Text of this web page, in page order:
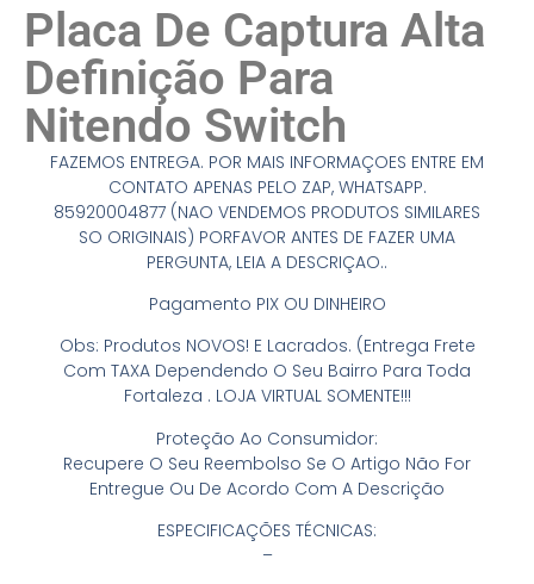
Placa De Captura Alta
Definição Para
Nitendo Switch
FAZEMOS ENTREGA. POR MAIS INFORMAÇOES ENTRE EM
CONTATO APENAS PELO ZAP, WHATSAPP.
85920004877 (NAO VENDEMOS PRODUTOS SIMILARES
SO ORIGINAIS) PORFAVOR ANTES DE FAZER UMA
PERGUNTA, LEIA A DESCRIÇAO..
Pagamento PIX OU DINHEIRO
Obs: Produtos NOVOS! E Lacrados. (Entrega Frete
Com TAXA Dependendo O Seu Bairro Para Toda
Fortaleza . LOJA VIRTUAL SOMENTE!!!
Proteção Ao Consumidor:
Recupere O Seu Reembolso Se O Artigo Não For
Entregue Ou De Acordo Com A Descrição
ESPECIFICAÇÕES TÉCNICAS:
–